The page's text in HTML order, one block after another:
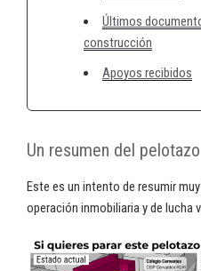
Últimos
construcción
Apoyos recibidos
Un resumen del
Este es un intento de resumir
operación inmobiliaria y de lucha